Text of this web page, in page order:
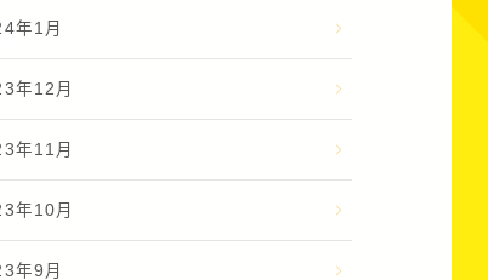
年1月
年12月
年11月
年10月
年9月